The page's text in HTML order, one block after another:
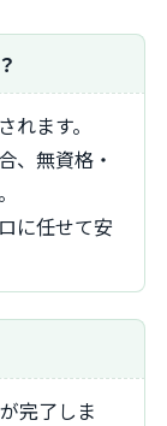
されます。
、無資格・
に任せて安
完了しま